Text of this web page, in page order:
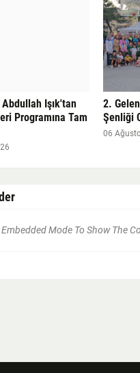
Işık'tan
Programına Tam
2.
Şenliği
06
Mode To Show The